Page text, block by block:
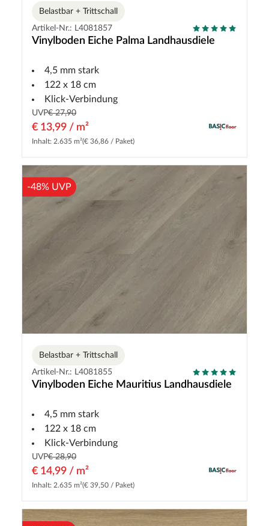
Belastbar + Trittschall
Artikel-Nr.: L4081857
Vinylboden Eiche Palma Landhausdiele
4,5 mm stark
122 x 18 cm
Klick-Verbindung
UVP€ 27,90
€ 13,99 / m²
Inhalt: 2.635 m²(€ 36,86 / Paket)
-48% UVP
Belastbar + Trittschall
Artikel-Nr.: L4081855
Vinylboden Eiche Mauritius Landhausdiele
4,5 mm stark
122 x 18 cm
Klick-Verbindung
UVP€ 28,90
€ 14,99 / m²
Inhalt: 2.635 m²(€ 39,50 / Paket)